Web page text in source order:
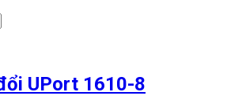
UPort 1610-8